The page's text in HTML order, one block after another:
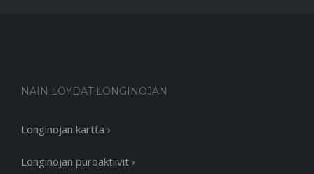
NÄIN LÖYDÄT LONGINOJAN
Longinojan kartta ›
Longinojan puroaktiivit ›